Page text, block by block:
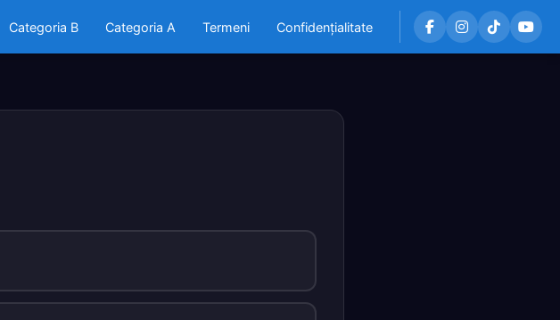
Categoria B Categoria A Termeni Confidențialitate